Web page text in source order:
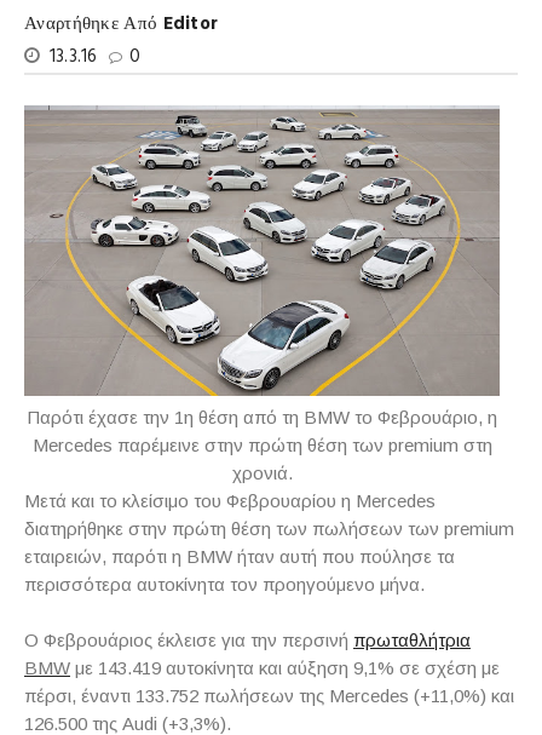
Αναρτήθηκε Από Editor
13.3.16
0
Παρότι έχασε την 1η θέση από τη BMW το Φεβρουάριο, η
Mercedes παρέμεινε στην πρώτη θέση των premium στη
χρονιά.
Μετά και το κλείσιμο του Φεβρουαρίου η Mercedes
διατηρήθηκε στην πρώτη θέση των πωλήσεων των premium
εταιρειών, παρότι η BMW ήταν αυτή που πούλησε τα
περισσότερα αυτοκίνητα τον προηγούμενο μήνα.
Ο Φεβρουάριος έκλεισε για την περσινή πρωταθλήτρια
BMW με 143.419 αυτοκίνητα και αύξηση 9,1% σε σχέση με
πέρσι, έναντι 133.752 πωλήσεων της Mercedes (+11,0%) και
126.500 της Audi (+3,3%).